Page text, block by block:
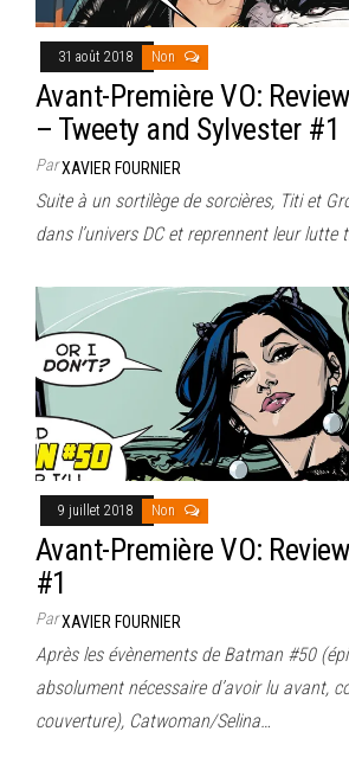
31 août 2018 Non
Avant-Première VO:
– Tweety and Sylvester #1
ParXAVIER FOURNIER
Suite à un sortilège de sorcières, Titi et
dans l’univers DC et reprennent leur lutte
9 juillet 2018 Non
Avant-Première VO:
#1
ParXAVIER FOURNIER
Après les évènements de Batman #50
absolument nécessaire d’avoir lu avant,
couverture), Catwoman/Selina…